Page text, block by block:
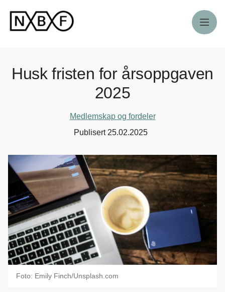
Meny
Husk fristen for årsoppgaven
2025
Medlemskap og fordeler
Publisert 25.02.2025
Foto: Emily Finch/Unsplash.com